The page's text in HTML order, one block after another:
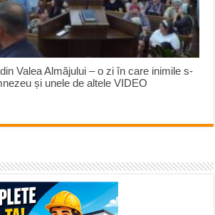
Valea Almăjului – o zi în care inimile s-
și unele de altele VIDEO